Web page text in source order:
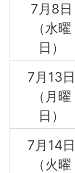
7月8日
（水曜
日）
7月13日
（月曜
日）
7月14日
（火曜